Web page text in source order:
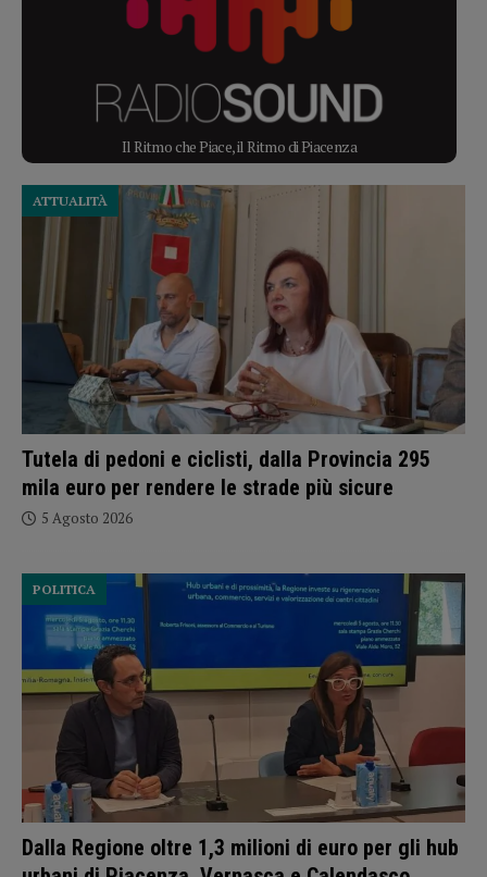
Il Ritmo che Piace, il Ritmo di Piacenza
Tutela di pedoni e ciclisti, dalla Provincia 295
mila euro per rendere le strade più sicure
ATTUALITÀ
5 Agosto 2026
Dalla Regione oltre 1,3 milioni di euro per gli hub
POLITICA